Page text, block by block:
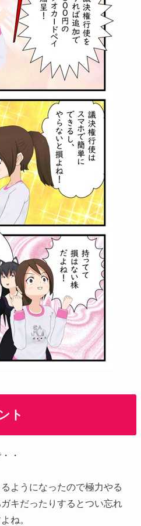
ト
・
ようになったので極力やる
キだったりするとつい忘れ
ね。